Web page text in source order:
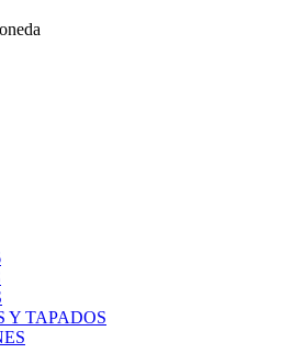
Y TAPADOS